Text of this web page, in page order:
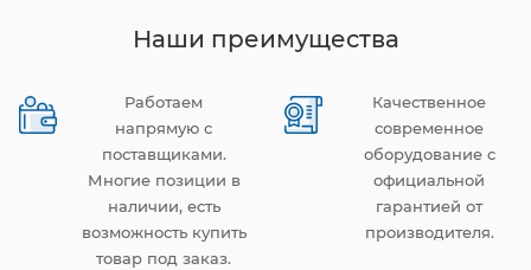
Наши преимущества
Работаем
напрямую с
поставщиками.
Многие позиции в
наличии, есть
возможность купить
товар под заказ.
Качественное
современное
оборудование с
официальной
гарантией от
производителя.